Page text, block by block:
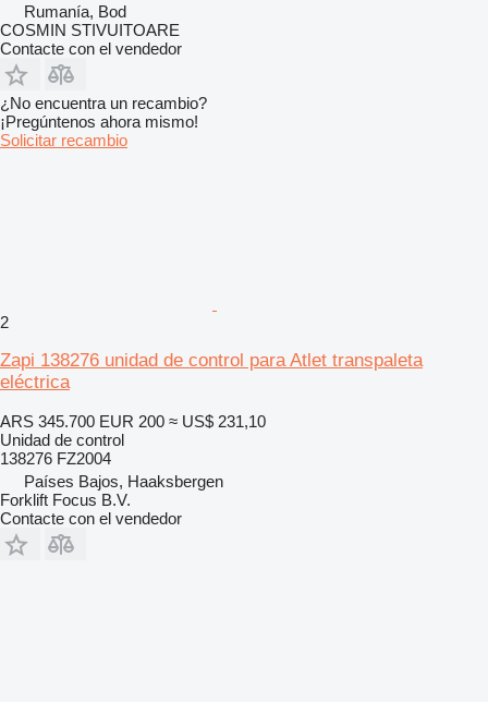
Rumanía, Bod
COSMIN STIVUITOARE
Contacte con el vendedor
¿No encuentra un recambio?
¡Pregúntenos ahora mismo!
Solicitar recambio
2
Zapi 138276 unidad de control para Atlet transpaleta
eléctrica
ARS 345.700 EUR 200 ≈ US$ 231,10
Unidad de control
138276 FZ2004
Países Bajos, Haaksbergen
Forklift Focus B.V.
Contacte con el vendedor